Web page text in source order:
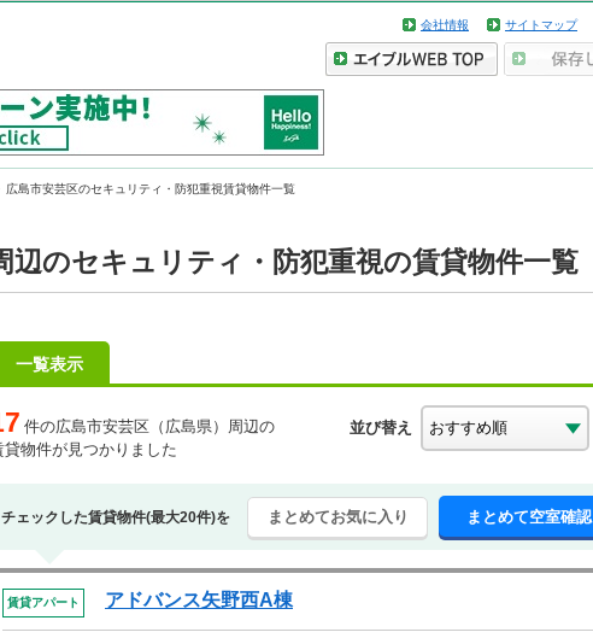
会社情報 サイトマップ
広島市安芸区のセキュリティ・防犯重視賃貸物件一覧
辺のセキュリティ・防犯重視の賃貸物件一覧
一覧表示
件の広島市安芸区（広島県）周辺の
貸物件が見つかりました
並び替え
チェックした賃貸物件(最大20件)を まとめてお気に入り まとめて空室確認
賃貸アパート アドバンス矢野西A棟